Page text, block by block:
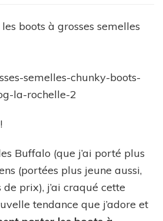
les
(Chunky
Buffalo (que j’ai porté plus
(portées plus jeune aussi,
prix), j’ai craqué cette
tendance que j’adore et